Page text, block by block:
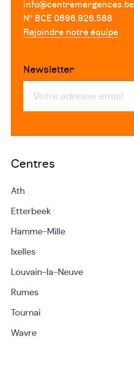
info@centremergences.be
Nº BCE 0696.926.588
Rejoindre notre équipe
Newsletter
Centres
Ath
Etterbeek
Hamme-Mille
Ixelles
Louvain-la-Neuve
Rumes
Tournai
Wavre